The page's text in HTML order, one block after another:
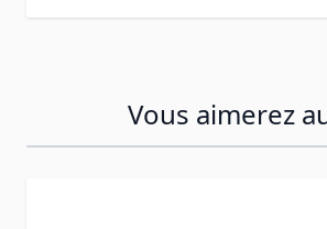
Vous aimerez